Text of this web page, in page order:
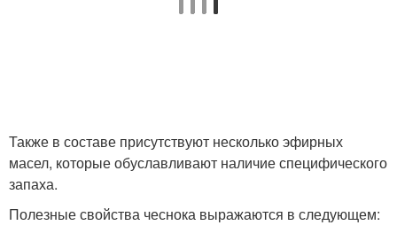
Также в составе присутствуют несколько эфирных
масел, которые обуславливают наличие специфического
запаха.
Полезные свойства чеснока выражаются в следующем: